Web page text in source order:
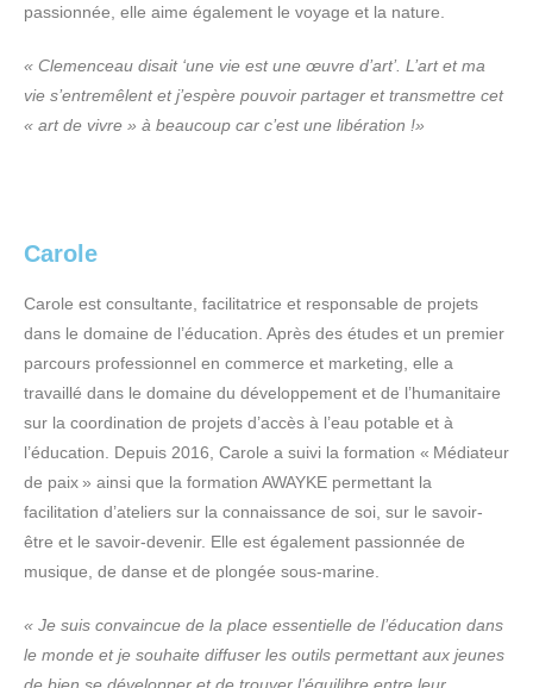
passionnée, elle aime également le voyage et la nature.
« Clemenceau disait ‘une vie est une œuvre d’art’. L’art et ma
vie s’entremêlent et j’espère pouvoir partager et transmettre cet
« art de vivre » à beaucoup car c’est une libération !»
Carole
Carole est consultante, facilitatrice et responsable de projets
dans le domaine de l’éducation. Après des études et un premier
parcours professionnel en commerce et marketing, elle a
travaillé dans le domaine du développement et de l’humanitaire
sur la coordination de projets d’accès à l’eau potable et à
l’éducation. Depuis 2016, Carole a suivi la formation « Médiateur
de paix » ainsi que la formation AWAYKE permettant la
facilitation d’ateliers sur la connaissance de soi, sur le savoir-
être et le savoir-devenir. Elle est également passionnée de
musique, de danse et de plongée sous-marine.
« Je suis convaincue de la place essentielle de l’éducation dans
le monde et je souhaite diffuser les outils permettant aux jeunes